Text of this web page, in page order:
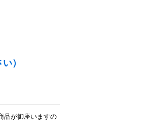
）
品が御座いますの